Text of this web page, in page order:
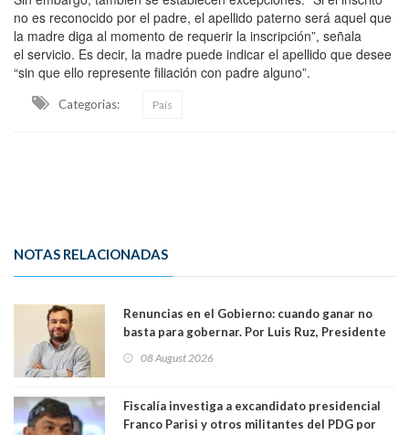
no es reconocido por el padre, el apellido paterno será aquel que
la madre diga al momento de requerir la inscripción”, señala
el servicio. Es decir, la madre puede indicar el apellido que desee
“sin que ello represente filiación con padre alguno”.
Categorias: País
NOTAS RELACIONADAS
Renuncias en el Gobierno: cuando ganar no
basta para gobernar. Por Luis Ruz, Presidente
08 August 2026
Fiscalía investiga a excandidato presidencial
Franco Parisi y otros militantes del PDG por